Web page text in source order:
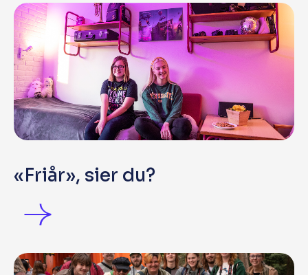
«Friår», sier du?